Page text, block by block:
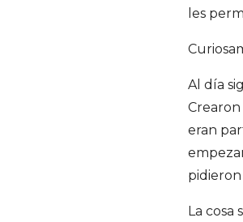
g
o
les
Al día
eran
La cosa